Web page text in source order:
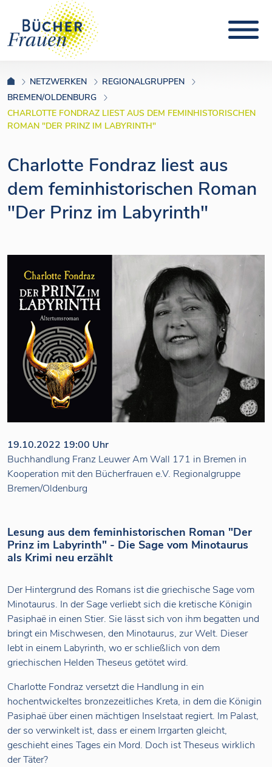
NETZWERKEN
REGIONALGRUPPEN
BREMEN/OLDENBURG
CHARLOTTE FONDRAZ LIEST AUS DEM FEMINHISTORISCHEN
ROMAN "DER PRINZ IM LABYRINTH"
Charlotte Fondraz liest aus
dem feminhistorischen Roman
"Der Prinz im Labyrinth"
19.10.2022 19:00 Uhr
Buchhandlung Franz Leuwer Am Wall 171 in Bremen in
Kooperation mit den Bücherfrauen e.V. Regionalgruppe
Bremen/Oldenburg
Lesung aus dem feminhistorischen Roman "Der
Prinz im Labyrinth" - Die Sage vom Minotaurus
als Krimi neu erzählt
Der Hintergrund des Romans ist die griechische Sage vom
Minotaurus. In der Sage verliebt sich die kretische Königin
Pasiphaë in einen Stier. Sie lässt sich von ihm begatten und
bringt ein Mischwesen, den Minotaurus, zur Welt. Dieser
lebt in einem Labyrinth, wo er schließlich von dem
griechischen Helden Theseus getötet wird.
Charlotte Fondraz versetzt die Handlung in ein
hochentwickeltes bronzezeitliches Kreta, in dem die Königin
Pasiphaë über einen mächtigen Inselstaat regiert. Im Palast,
der so verwinkelt ist, dass er einem Irrgarten gleicht,
geschieht eines Tages ein Mord. Doch ist Theseus wirklich
der Täter?